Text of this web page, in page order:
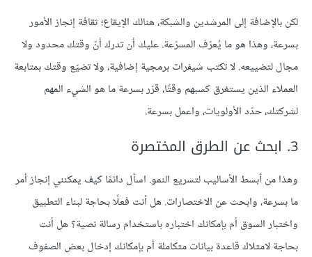
لكن بالإضافة إلى المرشدين والشبكة، هنالك الإيقاع؛ ثقافة إنجاز الأمور
بسرعة، وهذا هو ما يُعرّف المسرّعة. عليك أن تدرك أنّ وقتك محدود ولا
مجال لتضييعه. لا تكتب شيفرات برمجية إضافية، ولا تضيّع وقتك بمتابعة
العملاء الذين يستغرق كسبهم وقتًا، قرّر بسرعة ما هو الشيء المهم
لشركتك، حدّد الأولويات، واعمل بسرعة.
3. ابحث عن الطرق المختصرة
وهذا من أبسط الأساليب لتسريع النمو. اسأل دائمًا كيف يمكنني إنجاز أمر
ما بسرعة، وابحث عن الاختصارات. هل أنت فعلًا بحاجة لبناء التطبيق
واختبار السوق أم بإمكانك اختباره باستخدام رسالة نصية؟ هل أنت
بحاجة لامتلاك قاعدة بيانات متكاملة أم بإمكانك إدخال بعض الصفوف